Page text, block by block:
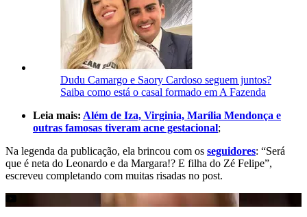
Dudu Camargo e Saory Cardoso seguem juntos?
Saiba como está o casal formado em A Fazenda
Leia mais: Além de Iza, Virginia, Marília Mendonça e
outras famosas tiveram acne gestacional;
Na legenda da publicação, ela brincou com os seguidores: “Será
que é neta do Leonardo e da Margara!? E filha do Zé Felipe”,
escreveu completando com muitas risadas no post.